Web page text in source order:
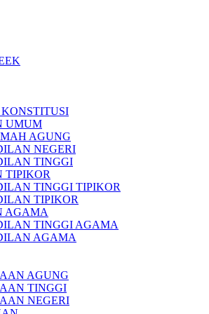
UMUM
AGUNG
NEGERI
TINGGI
TIPIKOR
TINGGI TIPIKOR
TIPIKOR
AGAMA
TINGGI AGAMA
AGAMA
AGUNG
TINGGI
NEGERI